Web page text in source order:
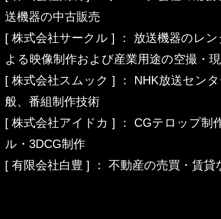
送機器の中古販売
[ 株式会社サークル ] ： 放送機器のレ
よる映像制作および産業用途の空撮・
[ 株式会社スムック ] ： NHK放送セン
般、番組制作技術
[ 株式会社アイドカ ] ： CGテロップ制
ル・3DCG制作
[ 有限会社白豊 ] ： 不動産の売買・賃貸